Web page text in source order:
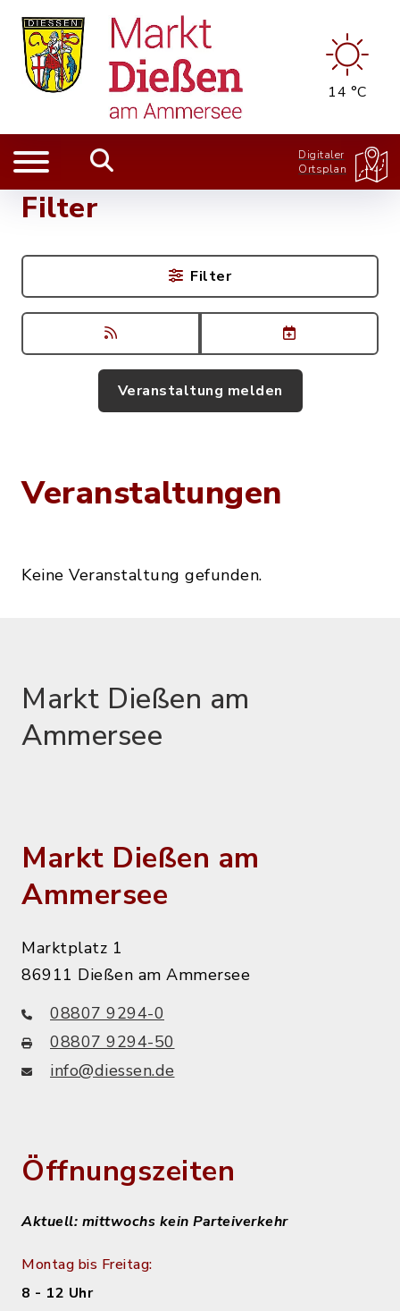
14 °C
Digitaler
Ortsplan
Veranstaltungen
Keine Veranstaltung gefunden.
Filter
Filter
Veranstaltung melden
Markt Dießen am
Ammersee
Markt Dießen am
Ammersee
Marktplatz 1
86911 Dießen am Ammersee
08807 9294-0
08807 9294-50
info@diessen.de
Öffnungszeiten
Aktuell: mittwochs kein Parteiverkehr
Montag bis Freitag:
8 - 12 Uhr